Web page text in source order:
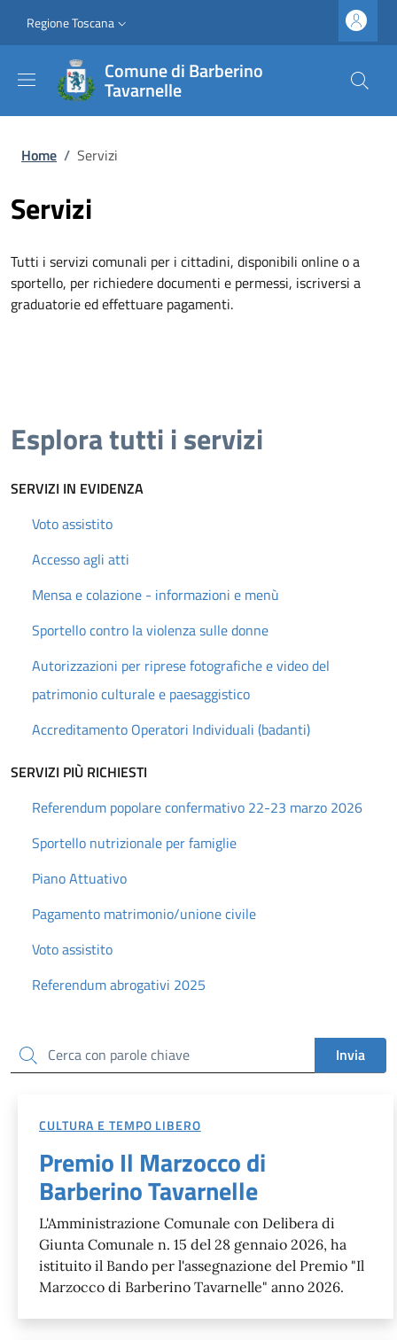
Slim top
Regione Toscana
Comune di Barberino
Tavarnelle
Briciole di pane
Home / Servizi
Servizi
Tutti i servizi comunali per i cittadini, disponibili online o a
sportello, per richiedere documenti e permessi, iscriversi a
graduatorie ed effettuare pagamenti.
Esplora tutti i servizi
Cerca Invia
CULTURA E TEMPO LIBERO
Premio Il Marzocco di
Barberino Tavarnelle
L'Amministrazione Comunale con Delibera di
Giunta Comunale n. 15 del 28 gennaio 2026, ha
istituito il Bando per l'assegnazione del Premio "Il
Marzocco di Barberino Tavarnelle" anno 2026.
SERVIZI IN EVIDENZA
Voto assistito
Accesso agli atti
Mensa e colazione - informazioni e menù
Sportello contro la violenza sulle donne
Autorizzazioni per riprese fotografiche e video del
patrimonio culturale e paesaggistico
Accreditamento Operatori Individuali (badanti)
SERVIZI PIÙ RICHIESTI
Referendum popolare confermativo 22-23 marzo 2026
Sportello nutrizionale per famiglie
Piano Attuativo
Pagamento matrimonio/unione civile
Voto assistito
Referendum abrogativi 2025